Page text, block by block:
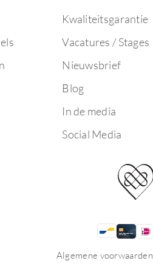
Kwaliteitsgarantie
Vacatures / Stages
Nieuwsbrief
Blog
In de media
Social Media
Algemene voorwaarden